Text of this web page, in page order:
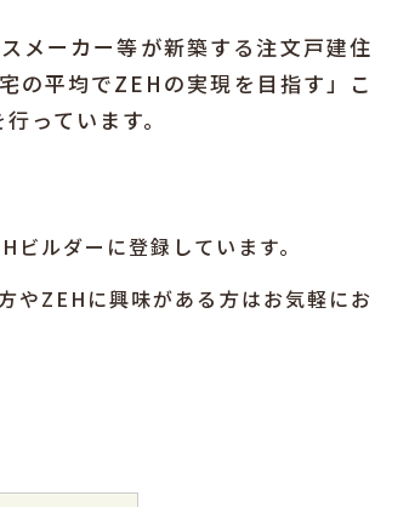
メーカー等が新築する注文戸建住
の平均でZEHの実現を目指す」こ
っています。
ビルダーに登録しています。
やZEHに興味がある方はお気軽にお